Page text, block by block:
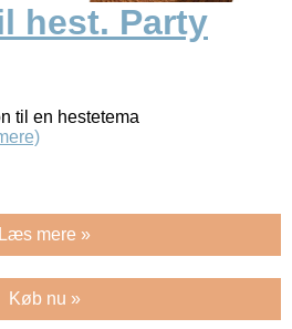
hest. Party
til en hestetema
Læs mere »
Køb nu »